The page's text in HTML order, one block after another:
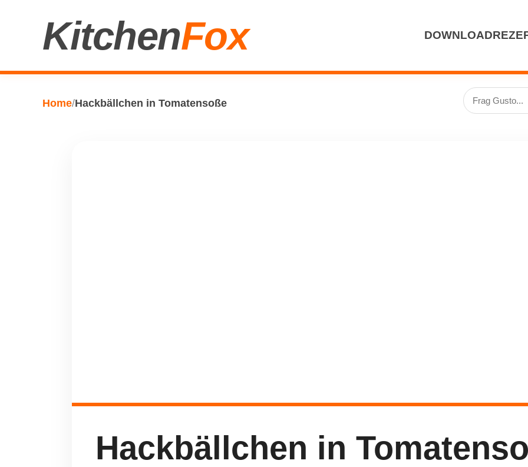
KitchenFox DOWNLOAD
Home/Hackbällchen in Tomatensoße
Hackbällchen in